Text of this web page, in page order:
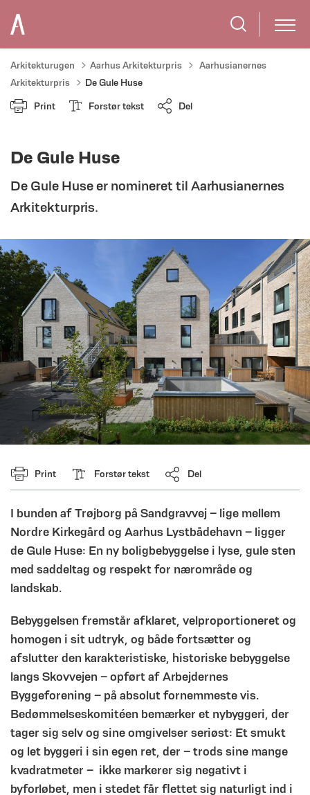
Arkitekturugen Aarhus Arkitekturpris Tilbage til
Aarhusianernes
Arkitekturpris
De Gule Huse
Print Forstør tekst Del
De Gule Huse
De Gule Huse er nomineret til Aarhusianernes
Arkitekturpris.
Print Forstør tekst Del
I bunden af Trøjborg på Sandgravvej – lige mellem
Nordre Kirkegård og Aarhus Lystbådehavn – ligger
de Gule Huse: En ny boligbebyggelse i lyse, gule sten
med saddeltag og respekt for nærområde og
landskab.
Bebyggelsen fremstår afklaret, velproportioneret og
homogen i sit udtryk, og både fortsætter og
afslutter den karakteristiske, historiske bebyggelse
langs Skovvejen – opført af Arbejdernes
Byggeforening – på absolut fornemmeste vis.
Bedømmelseskomitéen bemærker et nybyggeri, der
tager sig selv og sine omgivelser seriøst: Et smukt
og let byggeri i sin egen ret, der – trods sine mange
kvadratmeter – ikke markerer sig negativt i
byforløbet, men i stedet får flettet sig naturligt ind i